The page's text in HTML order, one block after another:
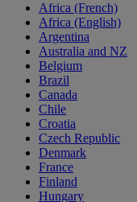
Africa (French)
Africa (English)
Argentina
Australia and NZ
Belgium
Brazil
Canada
Chile
Croatia
Czech Republic
Denmark
France
Finland
Hungary